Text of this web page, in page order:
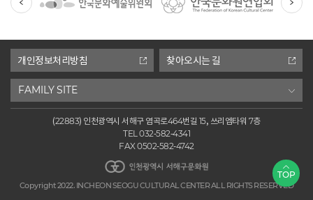
기
개인정보처리방침 찾아오시는 길
FAMILY SITE
(22883) 인천광역시 서해구 염곡로464번길 15, 쓰리엠타워 7층
TEL 032-582-4341
FAX 0502-582-4742
인천광역시 서해구문화원
Copyright 2022. INCHEON SEOGU CULTURAL CENTER ALL RIGHTS RESERVED
TOP